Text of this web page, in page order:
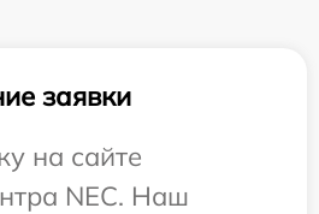
заявки
на сайте
NEC. Наш